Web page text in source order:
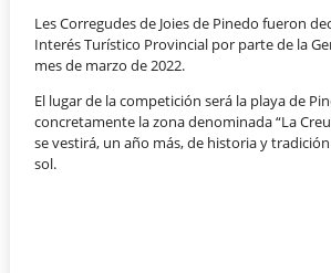
Les Corregudes de Joies de Pinedo fueron
Interés Turístico Provincial por parte de la
mes de marzo de 2022.
El lugar de la competición será la playa de
concretamente la zona denominada “La
se vestirá, un año más, de historia y
sol.